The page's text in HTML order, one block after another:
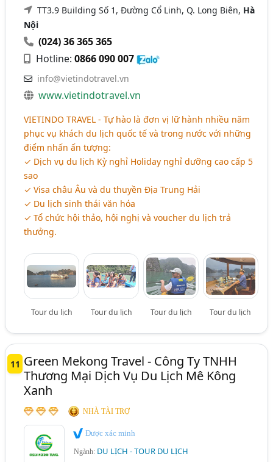
TT3.9 Building Số 1, Đường Cổ Linh, Q. Long Biên, Hà
Nội
(024) 36 365 365
Hotline:0866 090 007
info@vietindotravel.vn
www.vietindotravel.vn
VIETINDO TRAVEL - Tự hào là đơn vị lữ hành nhiều năm
phục vụ khách du lịch quốc tế và trong nước với những
điểm nhấn ấn tượng:
✓ Dịch vụ du lịch Kỳ nghỉ Holiday nghỉ dưỡng cao cấp 5
sao
✓ Visa châu Âu và du thuyền Địa Trung Hải
✓ Du lịch sinh thái văn hóa
✓ Tổ chức hội thảo, hội nghị và voucher du lịch trả
thưởng.
Tour du lịch Tour du lịch Tour du lịch Tour du lịch
11 Green Mekong Travel - Công Ty TNHH
Thương Mại Dịch Vụ Du Lịch Mê Kông
Xanh
NHÀ TÀI TRỢ
Được xác minh
Ngành: DU LỊCH - TOUR DU LỊCH